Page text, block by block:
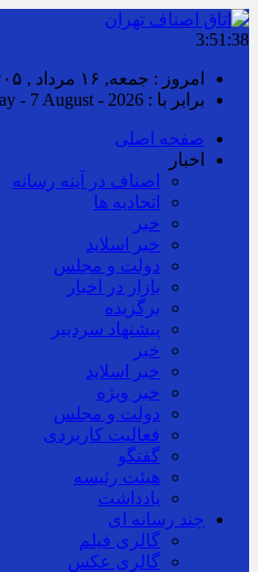
3:51:40
امروز : جمعه, ۱۶ مرداد , ۱۴۰۵
برابر با : Friday - 7 August - 2026
صفحه اصلی
اخبار
اصناف در آینه رسانه
اتحادیه ها
خبر
خبر اسلايد
دولت و مجلس
بازار در اخبار
برگزیده
پیشنهاد سردبیر
خبر
خبر اسلايد
خبر ویژه
دولت و مجلس
فعالیت کاربردی
گفتگو
هیئت رئیسه
یادداشت
چند رسانه ای
گالری فیلم
گالری عکس